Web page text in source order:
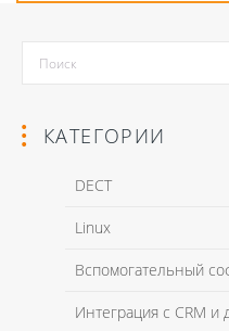
Я даю согласие на
в соответствии с Политикой
КАТЕГОРИИ
DECT
Linux
Вспомогательный
Интеграция с CRM и